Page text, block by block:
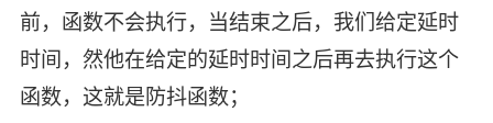
前，函数不会执行，当结束之后，我们给定延时
时间，然他在给定的延时时间之后再去执行这个
函数，这就是防抖函数；